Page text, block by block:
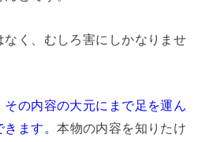
く、むしろ害にしかなりませ
の内容の大元にまで足を運ん
きます。本物の内容を知りたけ